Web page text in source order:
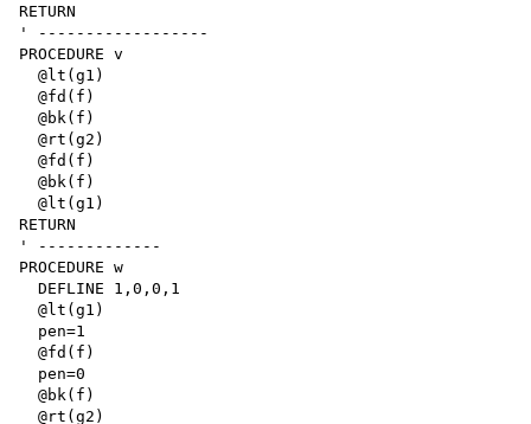
RETURN
' ------------------
PROCEDURE v
  @lt(g1)
  @fd(f)
  @bk(f)
  @rt(g2)
  @fd(f)
  @bk(f)
  @lt(g1)
RETURN
' -------------
PROCEDURE w
  DEFLINE 1,0,0,1
  @lt(g1)
  pen=1
  @fd(f)
  pen=0
  @bk(f)
  @rt(g2)